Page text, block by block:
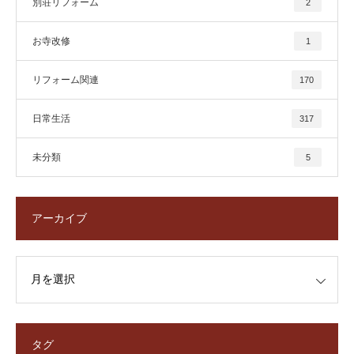
別荘リフォーム 2
お寺改修 1
リフォーム関連 170
日常生活 317
未分類 5
アーカイブ
タグ